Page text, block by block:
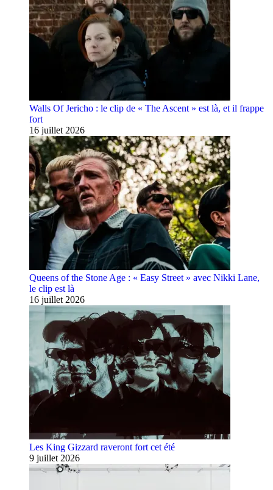
Walls Of Jericho : le clip de « The Ascent » est là, et il frappe
fort
16 juillet 2026
Queens of the Stone Age : « Easy Street » avec Nikki Lane,
le clip est là
16 juillet 2026
Les King Gizzard raveront fort cet été
9 juillet 2026